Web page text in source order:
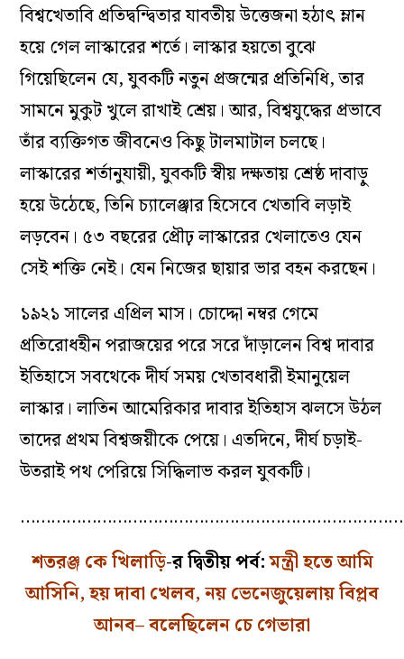
বিশ্বখেতাবি প্রতিদ্বন্দ্বিতার যাবতীয় উত্তেজনা হঠাৎ ম্লান
হয়ে গেল লাস্কারের শর্তে। লাস্কার হয়তো বুঝে
গিয়েছিলেন যে, যুবকটি নতুন প্রজন্মের প্রতিনিধি, তার
সামনে মুকুট খুলে রাখাই শ্রেয়। আর, বিশ্বযুদ্ধের প্রভাবে
তাঁর ব্যক্তিগত জীবনেও কিছু টালমাটাল চলছে।
লাস্কারের শর্তানুযায়ী, যুবকটি স্বীয় দক্ষতায় শ্রেষ্ঠ দাবাড়ু
হয়ে উঠেছে, তিনি চ্যালেঞ্জার হিসেবে খেতাবি লড়াই
লড়বেন। ৫৩ বছরের প্রৌঢ় লাস্কারের খেলাতেও যেন
সেই শক্তি নেই। যেন নিজের ছায়ার ভার বহন করছেন।
১৯২১ সালের এপ্রিল মাস। চোদ্দো নম্বর গেমে
প্রতিরোধহীন পরাজয়ের পরে সরে দাঁড়ালেন বিশ্ব দাবার
ইতিহাসে সবথেকে দীর্ঘ সময় খেতাবধারী ইমানুয়েল
লাস্কার। লাতিন আমেরিকার দাবার ইতিহাস ঝলসে উঠল
তাদের প্রথম বিশ্বজয়ীকে পেয়ে। এতদিনে, দীর্ঘ চড়াই-
উতরাই পথ পেরিয়ে সিদ্ধিলাভ করল যুবকটি।
শতরঞ্জ কে খিলাড়ি-র দ্বিতীয় পর্ব:মন্ত্রী হতে আমি
আসিনি, হয় দাবা খেলব, নয় ভেনেজুয়েলায় বিপ্লব
আনব– বলেছিলেন চে গেভারা